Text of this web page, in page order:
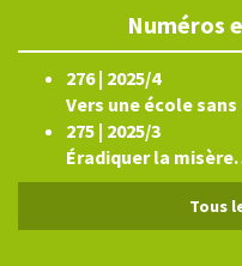
Numéros
276 | 2025/4
Vers une école
275 | 2025/3
Éradiquer la
Tous